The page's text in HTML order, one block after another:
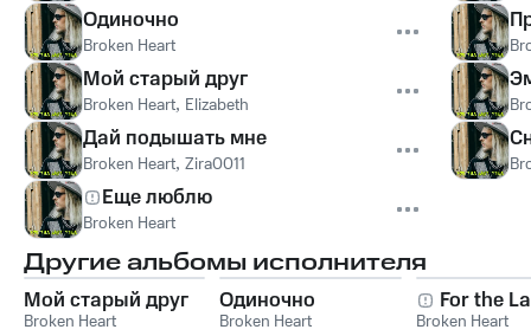
Одиночно
Broken Heart
Мой старый друг
Broken Heart, Elizabeth
Дай подышать мне
Broken Heart, Zira0011
Еще люблю
Broken Heart
Другие альбомы исполнителя
Мой старый друг
Broken Heart
Одиночно
Broken Heart
For the
Broken Heart